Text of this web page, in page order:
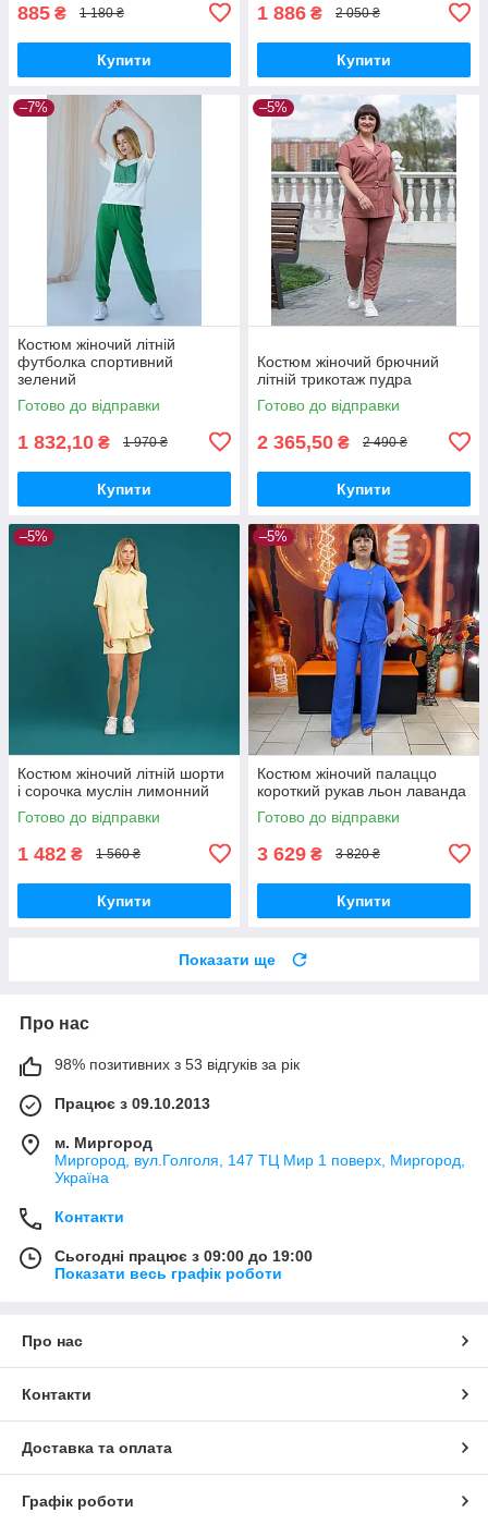
885 ₴ 1 180 ₴
Купити
1 886 ₴ 2 050 ₴
Купити
–7%
Костюм жіночий літній
футболка спортивний
зелений
Готово до відправки
1 832,10 ₴ 1 970 ₴
Купити
–5%
Костюм жіночий брючний
літній трикотаж пудра
Готово до відправки
2 365,50 ₴ 2 490 ₴
Купити
–5%
Костюм жіночий літній шорти
і сорочка муслін лимонний
Готово до відправки
1 482 ₴ 1 560 ₴
Купити
–5%
Костюм жіночий палаццо
короткий рукав льон лаванда
Готово до відправки
3 629 ₴ 3 820 ₴
Купити
Показати ще
Про нас
98% позитивних з 53 відгуків за рік
Працює з 09.10.2013
м. Миргород
Миргород, вул.Голголя, 147 ТЦ Мир 1 поверх, Миргород,
Україна
Контакти
Сьогодні працює з 09:00 до 19:00
Показати весь графік роботи
Про нас
Контакти
Доставка та оплата
Графік роботи